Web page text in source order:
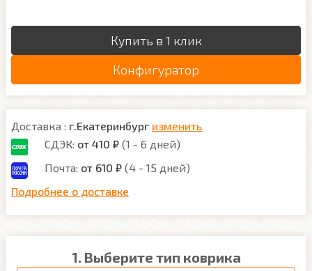
Купить в 1 клик
Конфигуратор
Доставка : г.Екатеринбург изменить
СДЭК: от 410 ₽ (1 - 6 дней)
Почта: от 610 ₽ (4 - 15 дней)
Подробнее о доставке
1. Выберите тип коврика